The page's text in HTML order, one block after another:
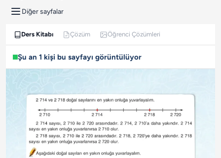
Diğer sayfalar
Ders Kitabı Çözüm Öğrenci Çözümleri
Şu an 1 kişi bu sayfayı görüntülüyor